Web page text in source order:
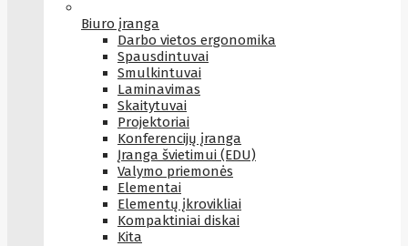
Biuro įranga
Darbo vietos ergonomika
Spausdintuvai
Smulkintuvai
Laminavimas
Skaitytuvai
Projektoriai
Konferencijų įranga
Įranga švietimui (EDU)
Valymo priemonės
Elementai
Elementų įkrovikliai
Kompaktiniai diskai
Kita